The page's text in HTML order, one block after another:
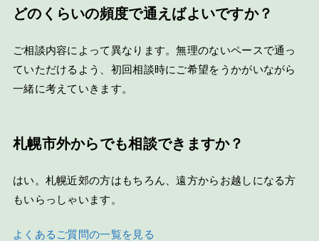
どのくらいの頻度で通えばよいですか？
ご相談内容によって異なります。無理のないペースで通っ
ていただけるよう、初回相談時にご希望をうかがいながら
一緒に考えていきます。
札幌市外からでも相談できますか？
はい。札幌近郊の方はもちろん、遠方からお越しになる方
もいらっしゃいます。
よくあるご質問の一覧を見る